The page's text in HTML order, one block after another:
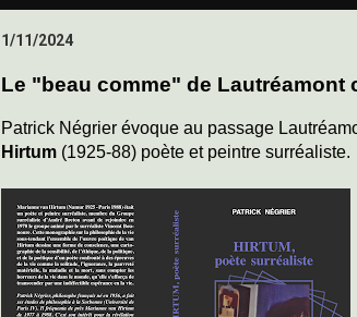
1/11/2024
Le "beau comme" de Lautréamont
Patrick Négrier évoque au passage
Hirtum (1925-88) poète et peintre surréaliste.